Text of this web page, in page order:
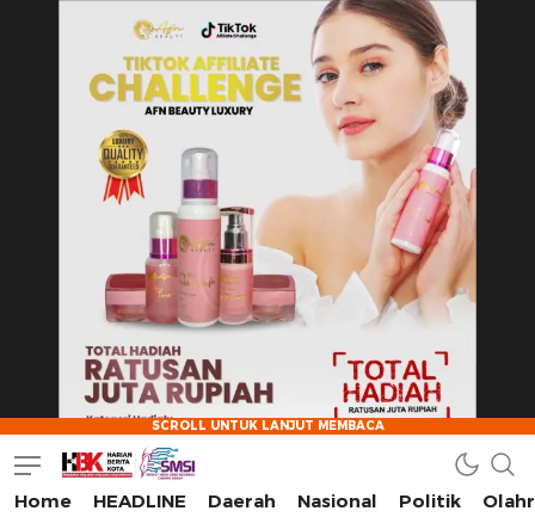
HarianBeritaKota
Mengabarkan Setiap Detil, Sudut, dan Cerita Kota
Home HEADLINE Daerah Nasional Politik